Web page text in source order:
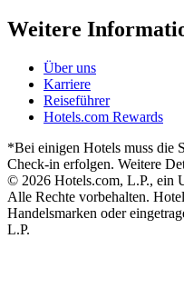
Weitere
Über uns
Karriere
Reiseführer
Hotels.com Rewards
*Bei einigen Hotels muss die
Check-in erfolgen. Weitere
© 2026 Hotels.com, L.P., ein
Alle Rechte vorbehalten.
Handelsmarken oder
L.P.